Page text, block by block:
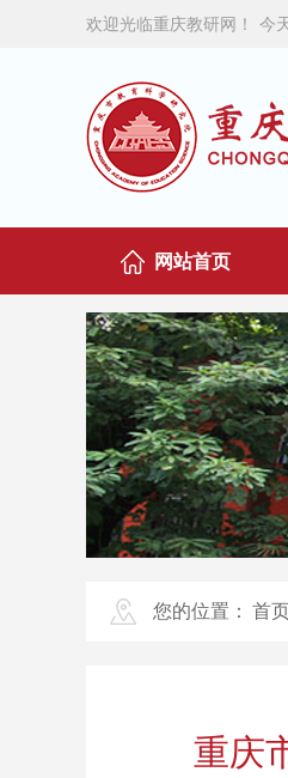
欢迎光临重庆教研网！ 今
网站首页
您的位置： 首
重庆